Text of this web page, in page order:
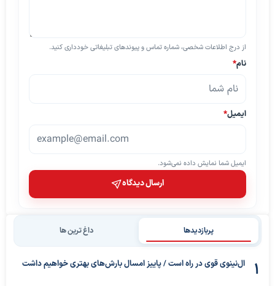
از درج اطلاعات شخصی، شماره تماس و پیوندهای تبلیغاتی خودداری کنید.
نام*
ایمیل*
ایمیل شما نمایش داده نمی‌شود.
ارسال دیدگاه
پربازدیدها داغ ترین ها
ال‌نینوی قوی در راه است / پاییز امسال بارش‌های بهتری خواهیم داشت